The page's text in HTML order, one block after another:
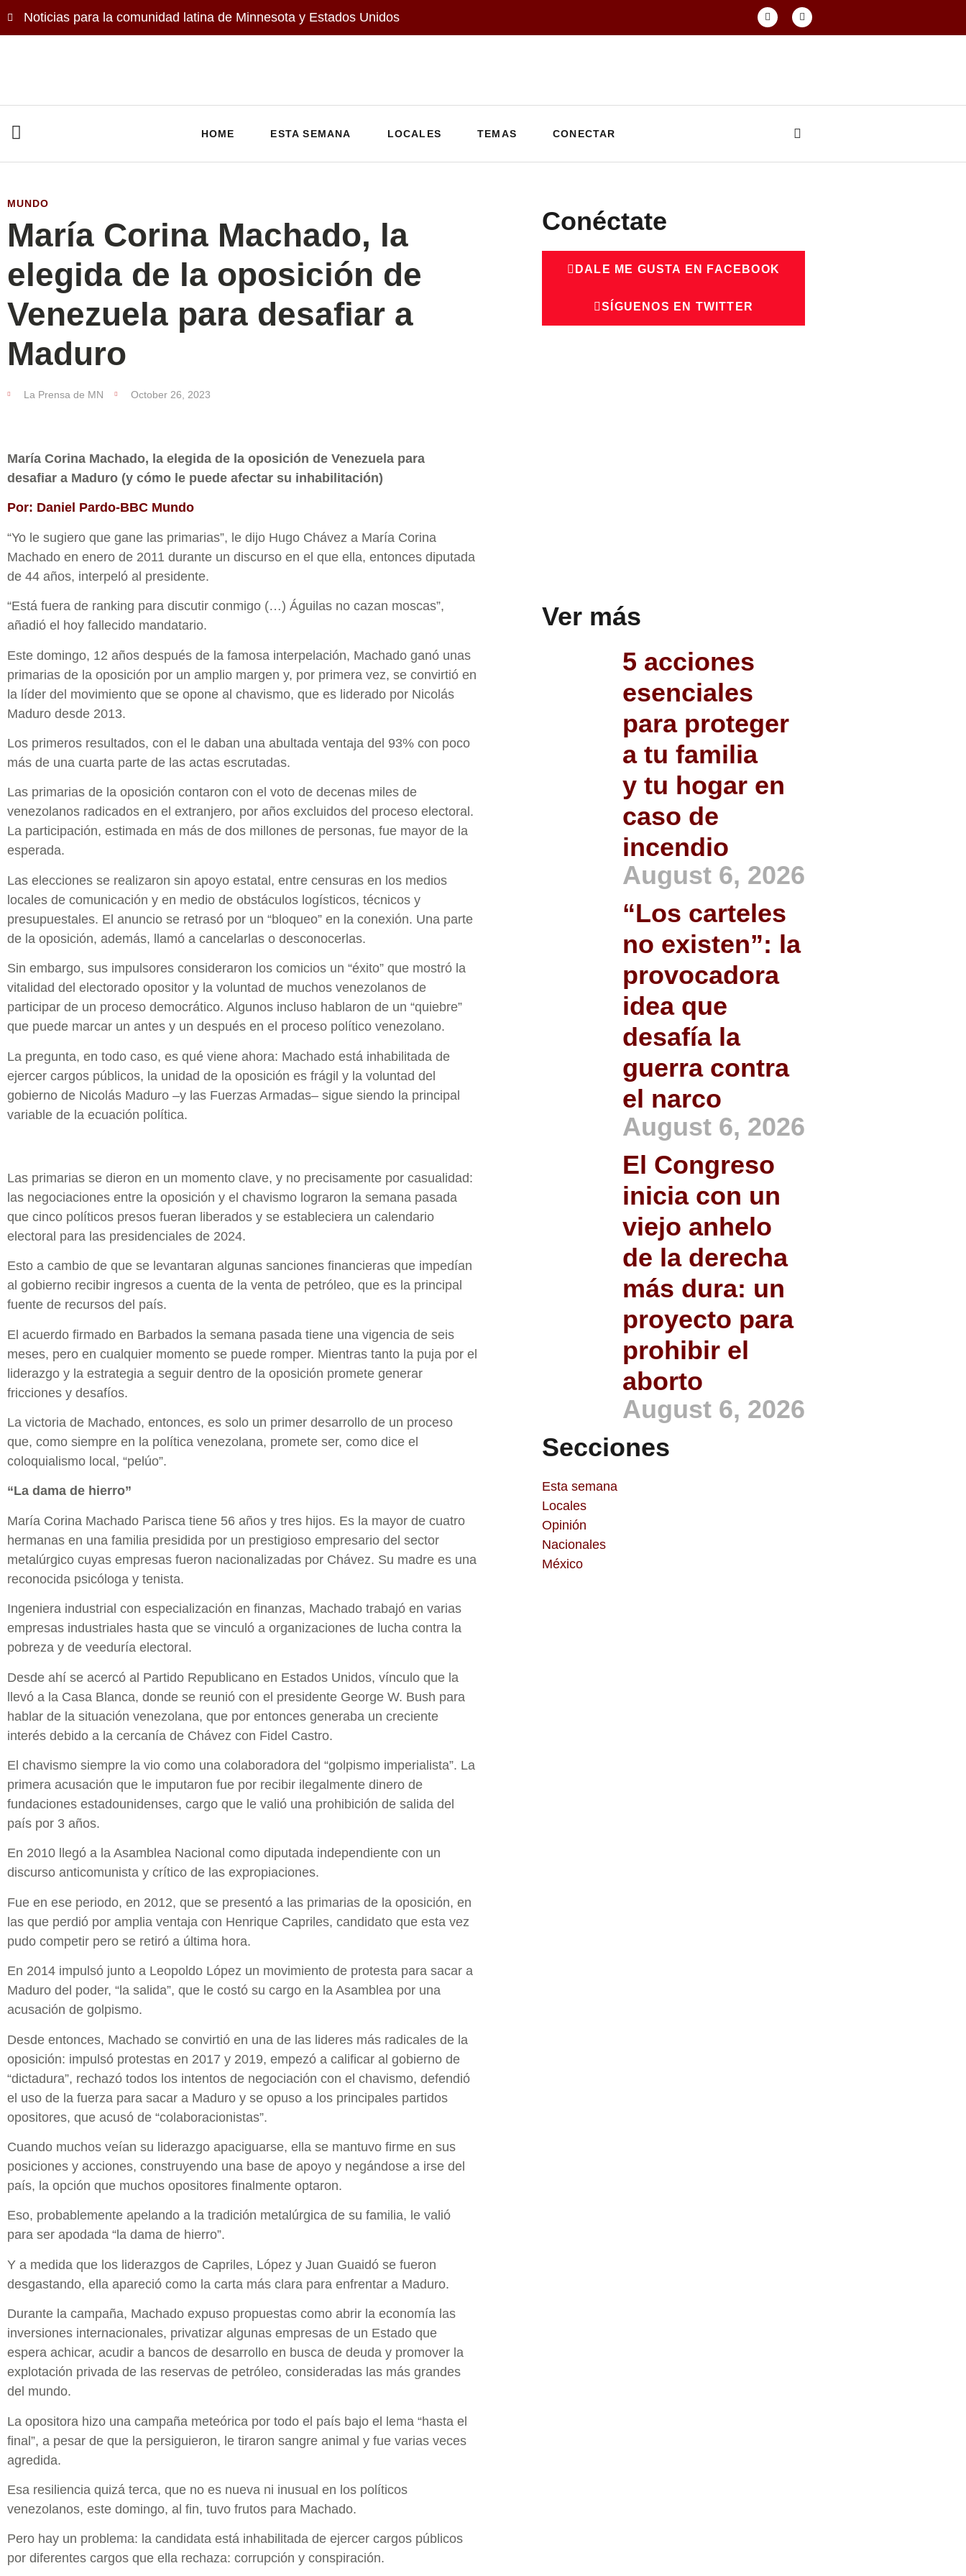
Noticias para la comunidad latina de Minnesota y Estados Unidos
HOME ESTA SEMANA LOCALES TEMAS CONECTAR
MUNDO
María Corina Machado, la
elegida de la oposición de
Venezuela para desafiar a
Maduro
La Prensa de MN October 26, 2023
María Corina Machado, la elegida de la oposición de Venezuela para
desafiar a Maduro (y cómo le puede afectar su inhabilitación)
Por: Daniel Pardo-BBC Mundo
“Yo le sugiero que gane las primarias”, le dijo Hugo Chávez a María Corina
Machado en enero de 2011 durante un discurso en el que ella, entonces diputada
de 44 años, interpeló al presidente.
“Está fuera de ranking para discutir conmigo (…) Águilas no cazan moscas”,
añadió el hoy fallecido mandatario.
Este domingo, 12 años después de la famosa interpelación, Machado ganó unas
primarias de la oposición por un amplio margen y, por primera vez, se convirtió en
la líder del movimiento que se opone al chavismo, que es liderado por Nicolás
Maduro desde 2013.
Los primeros resultados, con el le daban una abultada ventaja del 93% con poco
más de una cuarta parte de las actas escrutadas.
Las primarias de la oposición contaron con el voto de decenas miles de
venezolanos radicados en el extranjero, por años excluidos del proceso electoral.
La participación, estimada en más de dos millones de personas, fue mayor de la
esperada.
Las elecciones se realizaron sin apoyo estatal, entre censuras en los medios
locales de comunicación y en medio de obstáculos logísticos, técnicos y
presupuestales. El anuncio se retrasó por un “bloqueo” en la conexión. Una parte
de la oposición, además, llamó a cancelarlas o desconocerlas.
Sin embargo, sus impulsores consideraron los comicios un “éxito” que mostró la
vitalidad del electorado opositor y la voluntad de muchos venezolanos de
participar de un proceso democrático. Algunos incluso hablaron de un “quiebre”
que puede marcar un antes y un después en el proceso político venezolano.
La pregunta, en todo caso, es qué viene ahora: Machado está inhabilitada de
ejercer cargos públicos, la unidad de la oposición es frágil y la voluntad del
gobierno de Nicolás Maduro –y las Fuerzas Armadas– sigue siendo la principal
variable de la ecuación política.
Las primarias se dieron en un momento clave, y no precisamente por casualidad:
las negociaciones entre la oposición y el chavismo lograron la semana pasada
que cinco políticos presos fueran liberados y se estableciera un calendario
electoral para las presidenciales de 2024.
Esto a cambio de que se levantaran algunas sanciones financieras que impedían
al gobierno recibir ingresos a cuenta de la venta de petróleo, que es la principal
fuente de recursos del país.
El acuerdo firmado en Barbados la semana pasada tiene una vigencia de seis
meses, pero en cualquier momento se puede romper. Mientras tanto la puja por el
liderazgo y la estrategia a seguir dentro de la oposición promete generar
fricciones y desafíos.
La victoria de Machado, entonces, es solo un primer desarrollo de un proceso
que, como siempre en la política venezolana, promete ser, como dice el
coloquialismo local, “pelúo”.
“La dama de hierro”
María Corina Machado Parisca tiene 56 años y tres hijos. Es la mayor de cuatro
hermanas en una familia presidida por un prestigioso empresario del sector
metalúrgico cuyas empresas fueron nacionalizadas por Chávez. Su madre es una
reconocida psicóloga y tenista.
Ingeniera industrial con especialización en finanzas, Machado trabajó en varias
empresas industriales hasta que se vinculó a organizaciones de lucha contra la
pobreza y de veeduría electoral.
Desde ahí se acercó al Partido Republicano en Estados Unidos, vínculo que la
llevó a la Casa Blanca, donde se reunió con el presidente George W. Bush para
hablar de la situación venezolana, que por entonces generaba un creciente
interés debido a la cercanía de Chávez con Fidel Castro.
El chavismo siempre la vio como una colaboradora del “golpismo imperialista”. La
primera acusación que le imputaron fue por recibir ilegalmente dinero de
fundaciones estadounidenses, cargo que le valió una prohibición de salida del
país por 3 años.
En 2010 llegó a la Asamblea Nacional como diputada independiente con un
discurso anticomunista y crítico de las expropiaciones.
Fue en ese periodo, en 2012, que se presentó a las primarias de la oposición, en
las que perdió por amplia ventaja con Henrique Capriles, candidato que esta vez
pudo competir pero se retiró a última hora.
En 2014 impulsó junto a Leopoldo López un movimiento de protesta para sacar a
Maduro del poder, “la salida”, que le costó su cargo en la Asamblea por una
acusación de golpismo.
Desde entonces, Machado se convirtió en una de las lideres más radicales de la
oposición: impulsó protestas en 2017 y 2019, empezó a calificar al gobierno de
“dictadura”, rechazó todos los intentos de negociación con el chavismo, defendió
el uso de la fuerza para sacar a Maduro y se opuso a los principales partidos
opositores, que acusó de “colaboracionistas”.
Cuando muchos veían su liderazgo apaciguarse, ella se mantuvo firme en sus
posiciones y acciones, construyendo una base de apoyo y negándose a irse del
país, la opción que muchos opositores finalmente optaron.
Eso, probablemente apelando a la tradición metalúrgica de su familia, le valió
para ser apodada “la dama de hierro”.
Y a medida que los liderazgos de Capriles, López y Juan Guaidó se fueron
desgastando, ella apareció como la carta más clara para enfrentar a Maduro.
Durante la campaña, Machado expuso propuestas como abrir la economía las
inversiones internacionales, privatizar algunas empresas de un Estado que
espera achicar, acudir a bancos de desarrollo en busca de deuda y promover la
explotación privada de las reservas de petróleo, consideradas las más grandes
del mundo.
La opositora hizo una campaña meteórica por todo el país bajo el lema “hasta el
final”, a pesar de que la persiguieron, le tiraron sangre animal y fue varias veces
agredida.
Esa resiliencia quizá terca, que no es nueva ni inusual en los políticos
venezolanos, este domingo, al fin, tuvo frutos para Machado.
Pero hay un problema: la candidata está inhabilitada de ejercer cargos públicos
por diferentes cargos que ella rechaza: corrupción y conspiración.
Conéctate
DALE ME GUSTA EN FACEBOOK
SÍGUENOS EN TWITTER
Ver más
5 acciones
esenciales
para proteger
a tu familia
y tu hogar en
caso de
incendio
August 6, 2026
“Los carteles
no existen”: la
provocadora
idea que
desafía la
guerra contra
el narco
August 6, 2026
El Congreso
inicia con un
viejo anhelo
de la derecha
más dura: un
proyecto para
prohibir el
aborto
August 6, 2026
Secciones
Esta semana
Locales
Opinión
Nacionales
México